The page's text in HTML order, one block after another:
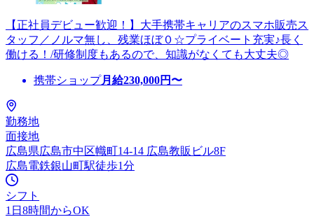
【正社員デビュー歓迎！】大手携帯キャリアのスマホ販売ス
タッフ／ノルマ無し、残業ほぼ０☆プライベート充実♪長く
働ける！/研修制度もあるので、知識がなくても大丈夫◎
携帯ショップ月給230,000円〜
勤務地
面接地
広島県広島市中区幟町14-14 広島教販ビル8F
広島電鉄銀山町駅徒歩1分
シフト
1日8時間からOK